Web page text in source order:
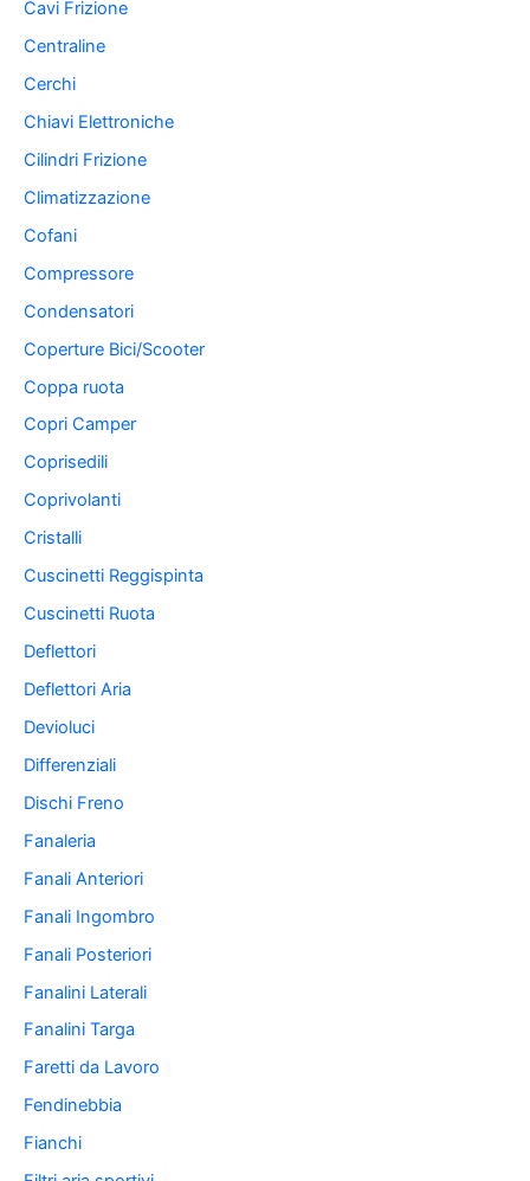
Cavi Frizione
Centraline
Cerchi
Chiavi Elettroniche
Cilindri Frizione
Climatizzazione
Cofani
Compressore
Condensatori
Coperture Bici/Scooter
Coppa ruota
Copri Camper
Coprisedili
Coprivolanti
Cristalli
Cuscinetti Reggispinta
Cuscinetti Ruota
Deflettori
Deflettori Aria
Devioluci
Differenziali
Dischi Freno
Fanaleria
Fanali Anteriori
Fanali Ingombro
Fanali Posteriori
Fanalini Laterali
Fanalini Targa
Faretti da Lavoro
Fendinebbia
Fianchi